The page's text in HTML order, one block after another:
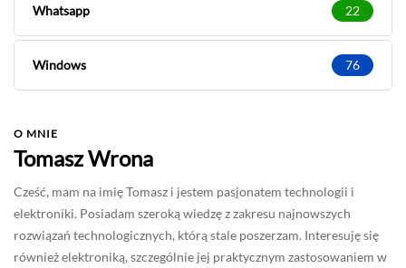
Whatsapp 22
Windows 76
O MNIE
Tomasz Wrona
Cześć, mam na imię Tomasz i jestem pasjonatem technologii i
elektroniki. Posiadam szeroką wiedzę z zakresu najnowszych
rozwiązań technologicznych, którą stale poszerzam. Interesuję się
również elektroniką, szczególnie jej praktycznym zastosowaniem w